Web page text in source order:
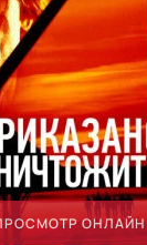
ОНЛАЙН